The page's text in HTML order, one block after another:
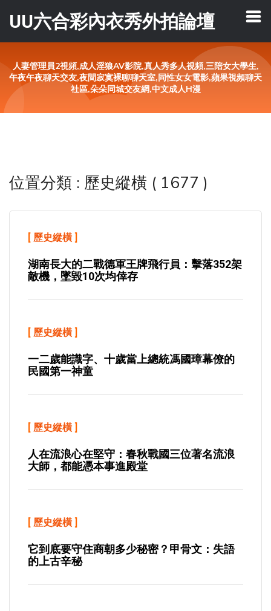
UU六合彩內衣秀外拍論壇
人妻管理員2視頻,成人淫狼AV影院,真人秀多人視頻,三陪女大學生,
午夜午夜聊天交友,夜間寂寞裸聊聊天室,同性女女電影,蘋果視頻聊天
社區,朵朵同城交友網,中文成人H漫
位置分類 : 歷史縱橫 ( 1677 )
[ 歷史縱橫 ]
湖南長大的二戰德軍王牌飛行員：擊落352架
敵機，墜毀10次均倖存
[ 歷史縱橫 ]
一二歲能識字、十歲當上總統馮國璋幕僚的
民國第一神童
[ 歷史縱橫 ]
人在流浪心在堅守：春秋戰國三位著名流浪
大師，都能憑本事進殿堂
[ 歷史縱橫 ]
它到底要守住商朝多少秘密？甲骨文：失語
的上古辛秘